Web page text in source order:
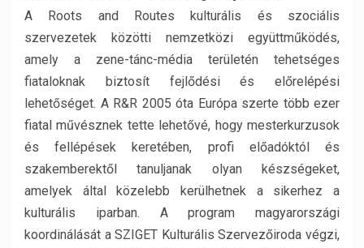
A Roots and Routes kulturális és szociális
szervezetek közötti nemzetközi együttműködés,
amely a zene-tánc-média területén tehetséges
fiataloknak biztosít fejlődési és előrelépési
lehetőséget. A R&R 2005 óta Európa szerte több ezer
fiatal művésznek tette lehetővé, hogy mesterkurzusok
és fellépések keretében, profi előadóktól és
szakemberektől tanuljanak olyan készségeket,
amelyek által közelebb kerülhetnek a sikerhez a
kulturális iparban. A program magyarországi
koordinálását a SZIGET Kulturális Szervezőiroda végzi,